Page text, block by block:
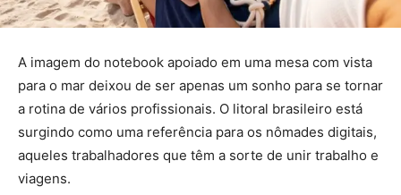
A imagem do notebook apoiado em uma mesa com vista
para o mar deixou de ser apenas um sonho para se tornar
a rotina de vários profissionais. O litoral brasileiro está
surgindo como uma referência para os nômades digitais,
aqueles trabalhadores que têm a sorte de unir trabalho e
viagens.